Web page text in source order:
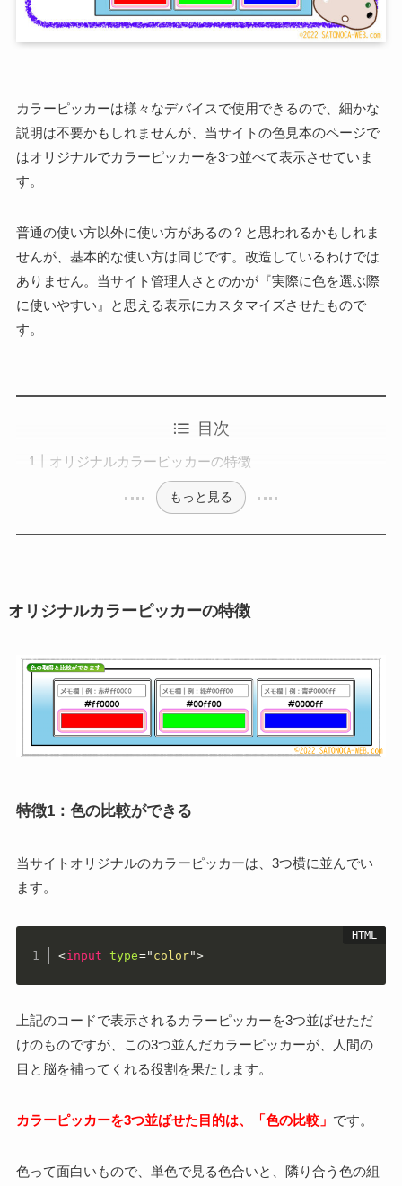
カラーピッカーは様々なデバイスで使用できるので、細かな
説明は不要かもしれませんが、当サイトの色見本のページで
はオリジナルでカラーピッカーを3つ並べて表示させていま
す。
普通の使い方以外に使い方があるの？と思われるかもしれま
せんが、基本的な使い方は同じです。改造しているわけでは
ありません。当サイト管理人さとのかが『実際に色を選ぶ際
に使いやすい』と思える表示にカスタマイズさせたもので
す。
目次
オリジナルカラーピッカーの特徴
もっと見る
オリジナルカラーピッカーの特徴
特徴1：色の比較ができる
当サイトオリジナルのカラーピッカーは、3つ横に並んでい
ます。
<input type=" color">
上記のコードで表示されるカラーピッカーを3つ並ばせただ
けのものですが、この3つ並んだカラーピッカーが、人間の
目と脳を補ってくれる役割を果たします。
カラーピッカーを3つ並ばせた目的は、「色の比較」 です。
色って面白いもので、単色で見る色合いと、隣り合う色の組